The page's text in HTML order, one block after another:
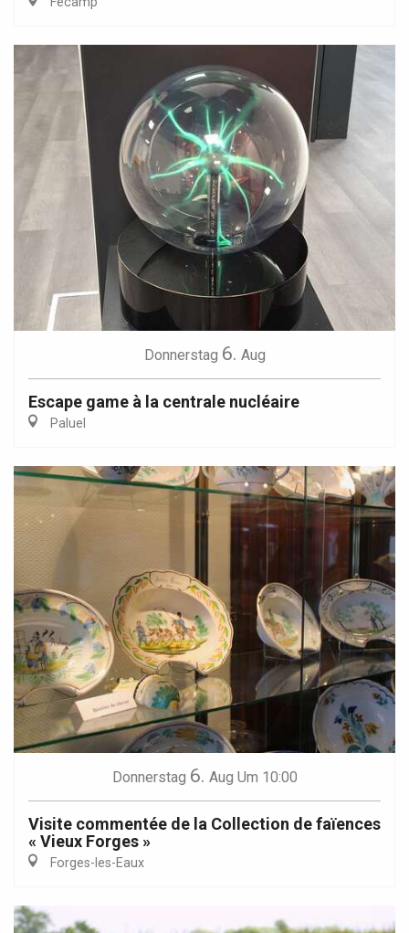
Donnerstag 6. Aug
Escape game à la centrale nucléaire
Paluel
Donnerstag 6. Aug Um 10:00
Visite commentée de la Collection de faïences
« Vieux Forges »
Forges-les-Eaux